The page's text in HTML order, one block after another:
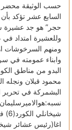
حسب الوثيقة محضر
السابع عشر تؤكد
وللعشيرة امتداد
ومنهم السرخوشات
وابناء عمومته في
البدو من مناطق
محمود قبلان ونجله
البشمركة في تحرير